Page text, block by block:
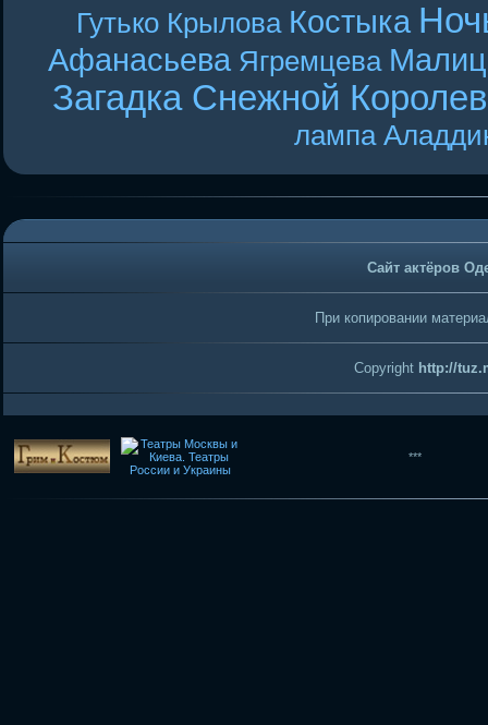
Гутько Крылова Костыка
Афанасьева Ягремцева
Загадка Снежной
лампа
Сайт актёров
При копировании
Copyright http://
***